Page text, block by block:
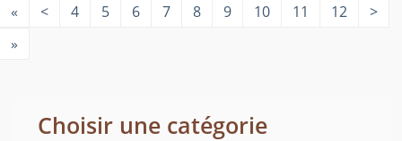
« < 4 5 6 7 8 9 10 11 12
>
»
Choisir une catégorie